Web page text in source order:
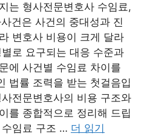
는 형사전문변호사 수임료,
건은 사건의 중대성과 진
변호사 비용이 크게 달라
로 요구되는 대응 수준과
에 사건별 수임료 차이를
법률 조력을 받는 첫걸음입
전문변호사의 비용 구조와
를 종합적으로 정리해 드립
임료 구조 … 더 읽기